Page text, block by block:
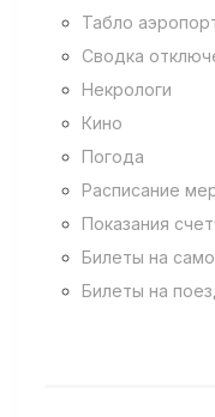
Табло
Сводка
Некрологи
Кино
Погода
Расписание
Показания
Билеты на
Билеты на